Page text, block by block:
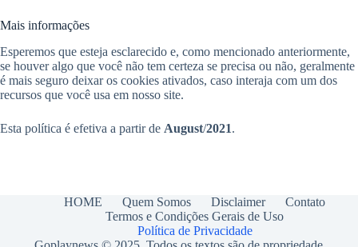
Mais informações
Esperemos que esteja esclarecido e, como mencionado anteriormente,
se houver algo que você não tem certeza se precisa ou não, geralmente
é mais seguro deixar os cookies ativados, caso interaja com um dos
recursos que você usa em nosso site.
Esta política é efetiva a partir de August/2021.
HOME Quem Somos Disclaimer
Contato
Termos e Condições Gerais de Uso
Política de Privacidade